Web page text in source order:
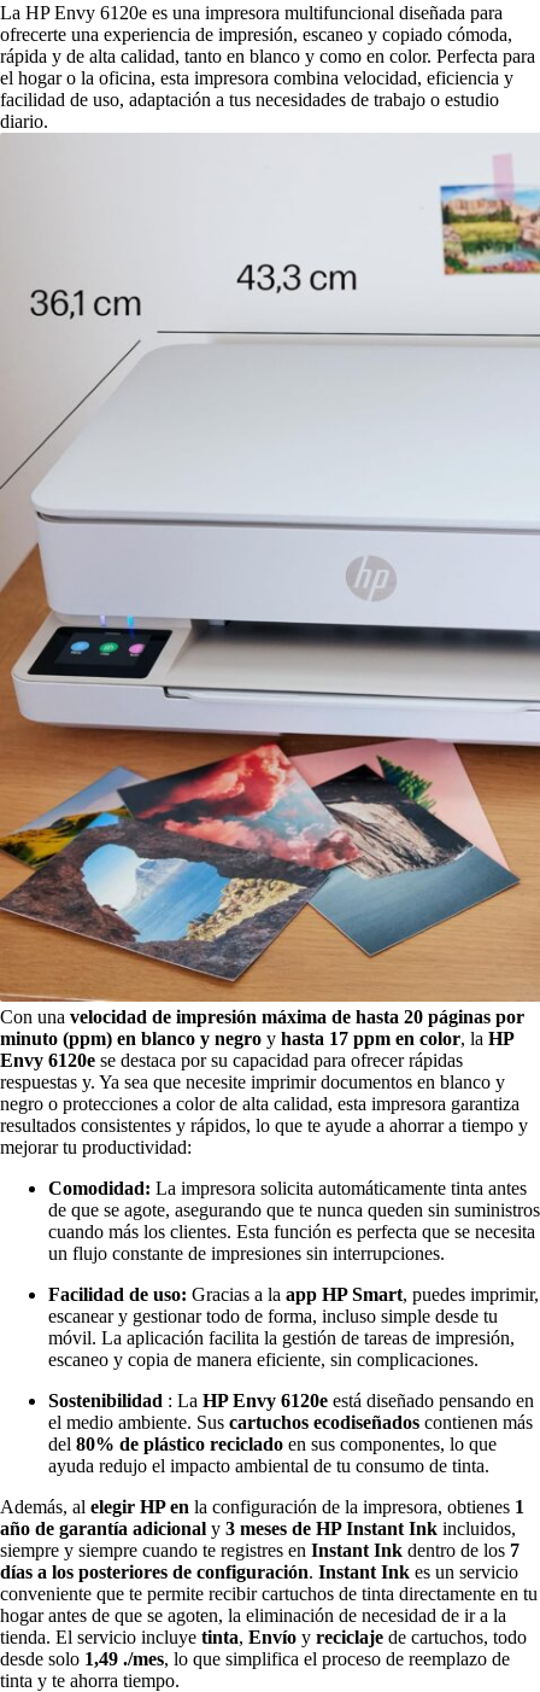
La HP Envy 6120e es una impresora multifuncional diseñada para
ofrecerte una experiencia de impresión, escaneo y copiado cómoda,
rápida y de alta calidad, tanto en blanco y como en color. Perfecta para
el hogar o la oficina, esta impresora combina velocidad, eficiencia y
facilidad de uso, adaptación a tus necesidades de trabajo o estudio
diario.
Con una velocidad de impresión máxima de hasta 20 páginas por
minuto (ppm) en blanco y negro y hasta 17 ppm en color, la HP
Envy 6120e se destaca por su capacidad para ofrecer rápidas
respuestas y. Ya sea que necesite imprimir documentos en blanco y
negro o protecciones a color de alta calidad, esta impresora garantiza
resultados consistentes y rápidos, lo que te ayude a ahorrar a tiempo y
mejorar tu productividad:
Comodidad: La impresora solicita automáticamente tinta antes
de que se agote, asegurando que te nunca queden sin suministros
cuando más los clientes. Esta función es perfecta que se necesita
un flujo constante de impresiones sin interrupciones.
Facilidad de uso: Gracias a la app HP Smart, puedes imprimir,
escanear y gestionar todo de forma, incluso simple desde tu
móvil. La aplicación facilita la gestión de tareas de impresión,
escaneo y copia de manera eficiente, sin complicaciones.
Sostenibilidad : La HP Envy 6120e está diseñado pensando en
el medio ambiente. Sus cartuchos ecodiseñados contienen más
del 80% de plástico reciclado en sus componentes, lo que
ayuda redujo el impacto ambiental de tu consumo de tinta.
Además, al elegir HP en la configuración de la impresora, obtienes 1
año de garantía adicional y 3 meses de HP Instant Ink incluidos,
siempre y siempre cuando te registres en Instant Ink dentro de los 7
días a los posteriores de configuración. Instant Ink es un servicio
conveniente que te permite recibir cartuchos de tinta directamente en tu
hogar antes de que se agoten, la eliminación de necesidad de ir a la
tienda. El servicio incluye tinta, Envío y reciclaje de cartuchos, todo
desde solo 1,49 ./mes, lo que simplifica el proceso de reemplazo de
tinta y te ahorra tiempo.